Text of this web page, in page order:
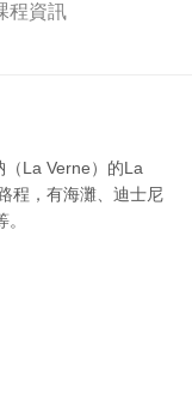
程資訊
La Verne）的La
程，有海灘、迪士尼